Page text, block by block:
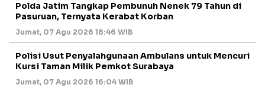
Polda Jatim Tangkap Pembunuh Nenek 79 Tahun di
Pasuruan, Ternyata Kerabat Korban
Jumat, 07 Agu 2026 18:46 WIB
Polisi Usut Penyalahgunaan Ambulans untuk Mencuri
Kursi Taman Milik Pemkot Surabaya
Jumat, 07 Agu 2026 16:04 WIB